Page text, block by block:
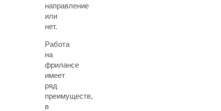
направление
или
нет.
Работа
на
фрилансе
имеет
ряд
преимуществ,
в